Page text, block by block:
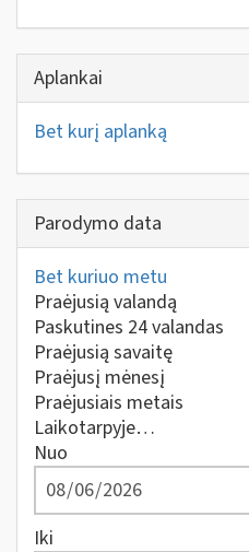
Aplankai
Bet kurį aplanką
Parodymo data
Bet kuriuo metu
Praėjusią valandą
Paskutines 24 valandas
Praėjusią savaitę
Praėjusį mėnesį
Praėjusiais metais
Laikotarpyje…
Nuo
Iki